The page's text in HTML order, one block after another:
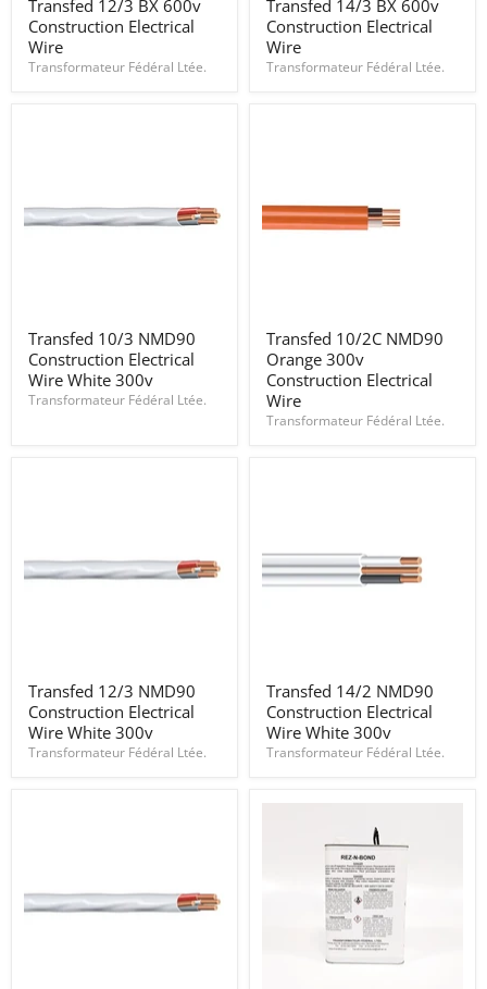
12/3
BX
600v
Construction
Electrical
Transfed 12/3 BX 600v
Construction Electrical
Wire
Transformateur Fédéral Ltée.
14/3
BX
600v
Construction
Electrical
Transfed 14/3 BX 600v
Construction Electrical
Wire
Transformateur Fédéral Ltée.
10/3
NMD90
Construction
Electrical
Wire
Transfed 10/3 NMD90
Construction Electrical
Wire White 300v
Transformateur Fédéral Ltée.
10/2C
NMD90
Orange
300v
Construction
Electrical
Transfed 10/2C NMD90
Orange 300v
Construction Electrical
Wire
Transformateur Fédéral Ltée.
12/3
NMD90
Construction
Electrical
Transfed 12/3 NMD90
Construction Electrical
Wire White 300v
Transformateur Fédéral Ltée.
14/2
NMD90
Construction
Electrical
Transfed 14/2 NMD90
Construction Electrical
Wire White 300v
Transformateur Fédéral Ltée.